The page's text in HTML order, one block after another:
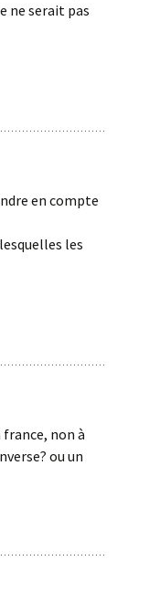
ne serait pas
en compte
les
non à
ou un